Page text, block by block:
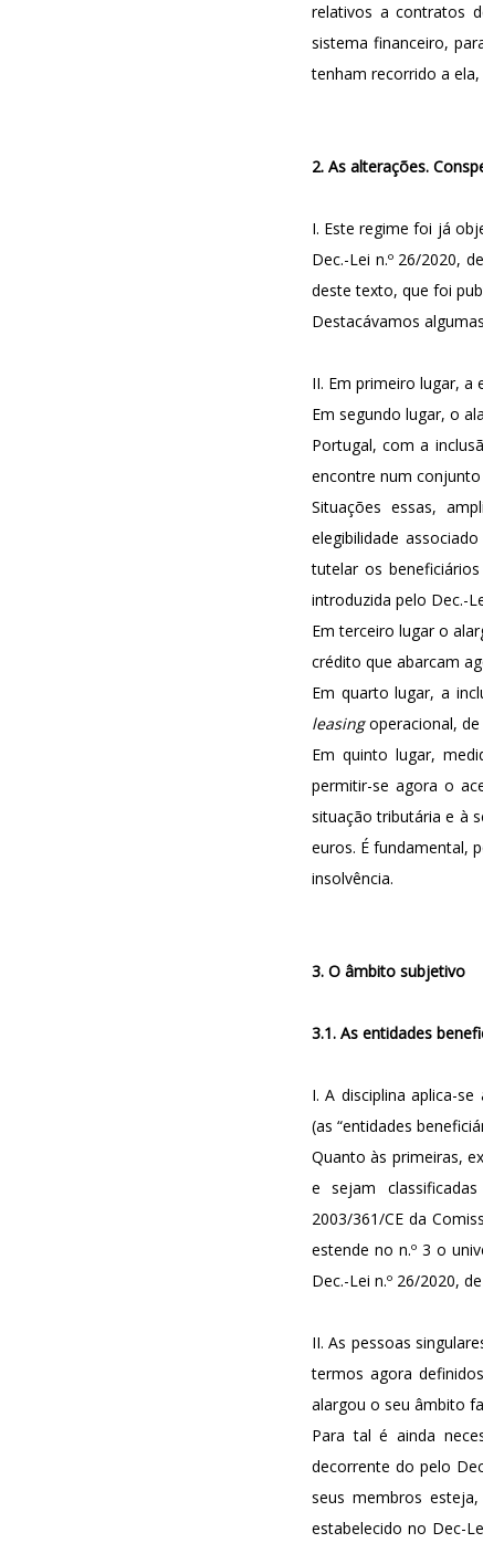
relativos a contratos
sistema financeiro,
tenham recorrido a
2. As alterações.
I. Este regime foi já
Dec.-Lei n.º 26/2020,
deste texto, que foi
Destacávamos
II. Em primeiro lugar, a
Em segundo lugar, o
Portugal, com a
encontre num conjunto
Situações essas,
elegibilidade
tutelar os
introduzida pelo Dec.-
Em terceiro lugar o
crédito que abarcam
Em quarto lugar, a
leasingoperacional, de
Em quinto lugar,
permitir-se agora o
situação tributária e à
euros. É fundamental,
insolvência.
3. O âmbito subjetivo
3.1. As entidades
I. A disciplina aplica-
(as “entidades
Quanto às primeiras,
e sejam
2003/361/CE da
estende no n.º 3 o
Dec.-Lei n.º 26/2020,
II. As pessoas
termos agora
alargou o seu âmbito
Para tal é ainda
decorrente do pelo
seus membros
estabelecido no Dec-